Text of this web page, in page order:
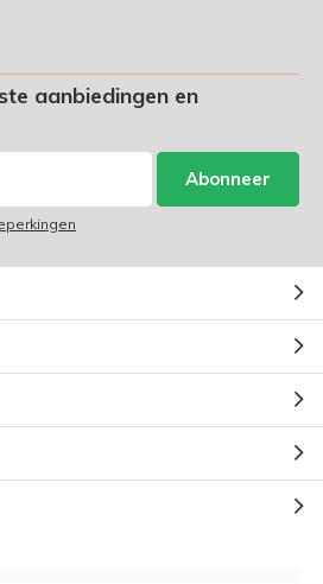
aanbiedingen en
Abonneer